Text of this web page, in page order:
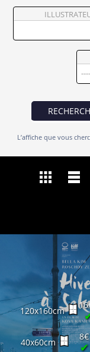
Vendre
L’affiche que vous
120x160cm
40x60cm
8€
✔